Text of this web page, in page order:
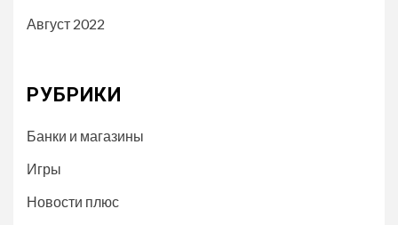
Август 2022
РУБРИКИ
Банки и магазины
Игры
Новости плюс